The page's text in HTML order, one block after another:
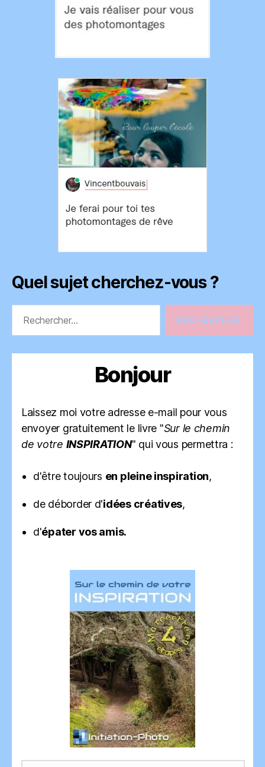
Quel sujet cherchez-vous ?
Bonjour
Laissez moi votre adresse e-mail pour vous
envoyer gratuitement le livre "Sur le chemin
de votre INSPIRATION" qui vous permettra :
d'être toujours en pleine inspiration,
de déborder d'idées créatives,
d'épater vos amis.